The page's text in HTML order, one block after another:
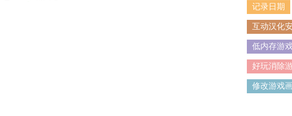
记录日期
互动汉化
低内存游
好玩消除
修改游戏